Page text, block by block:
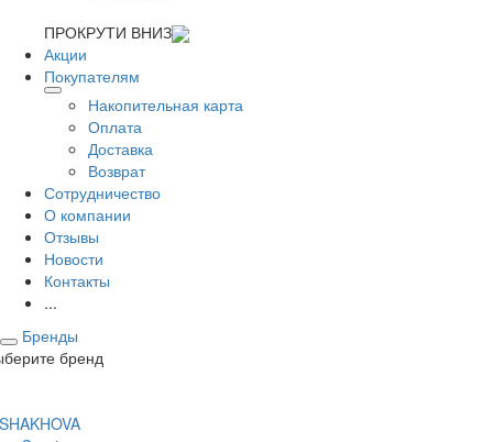
ПРОКРУТИ ВНИЗ
Акции
Покупателям
Накопительная карта
Оплата
Доставка
Возврат
Сотрудничество
О компании
Отзывы
Новости
Контакты
...
Бренды
бренд